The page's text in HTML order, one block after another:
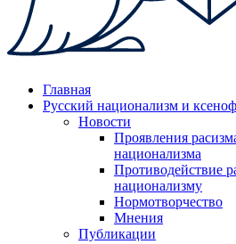
Главная
Русский национализм и
Новости
Проявления
национализма
Противодействие
национализму
Нормотворчество
Мнения
Публикации